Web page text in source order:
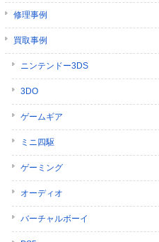
修理事例
買取事例
ニンテンドー3DS
3DO
ゲームギア
ミニ四駆
ゲーミング
オーディオ
バーチャルボーイ